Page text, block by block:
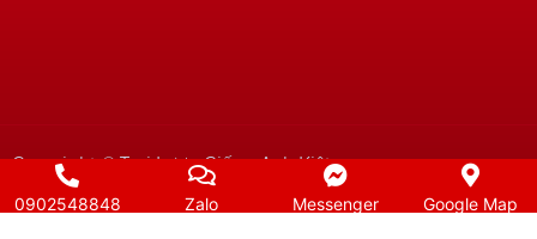
Copyright © Trại Lươn Giống Anh Kiệt
Đang online:
Hôm nay: Tháng: 509
Tổng truy cập:
0902548848 Zalo Messenger Google Map